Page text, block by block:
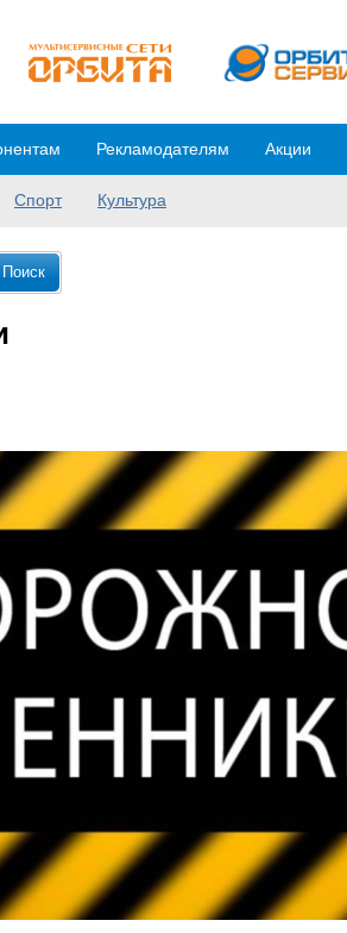
Спорт Культура
Рекламодателям Акции